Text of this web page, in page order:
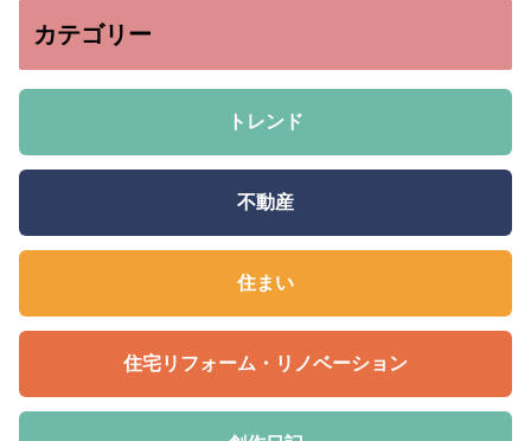
カテゴリー
トレンド
不動産
住まい
住宅リフォーム・リノベーション